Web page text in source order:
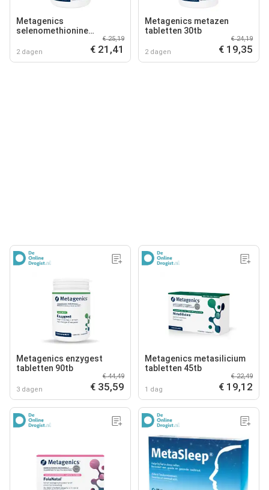
Metagenics
selenomethionine
2 dagen
€ 25,19
€ 21,41
Metagenics metazen
tabletten 30tb
2 dagen
€ 24,19
€ 19,35
Metagenics enzygest
tabletten 90tb
3 dagen
€ 44,49
€ 35,59
Metagenics metasilicium
tabletten 45tb
1 dag
€ 22,49
€ 19,12